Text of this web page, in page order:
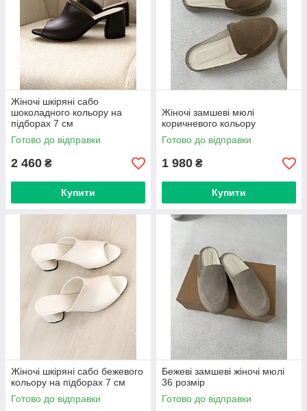
Жіночі шкіряні сабо
шоколадного кольору на
підборах 7 см
Готово до відправки
2 460 ₴
Купити
Жіночі замшеві мюлі
коричневого кольору
Готово до відправки
1 980 ₴
Купити
Жіночі шкіряні сабо бежевого
кольору на підборах 7 см
Готово до відправки
Бежеві замшеві жіночі мюлі
36 розмір
Готово до відправки